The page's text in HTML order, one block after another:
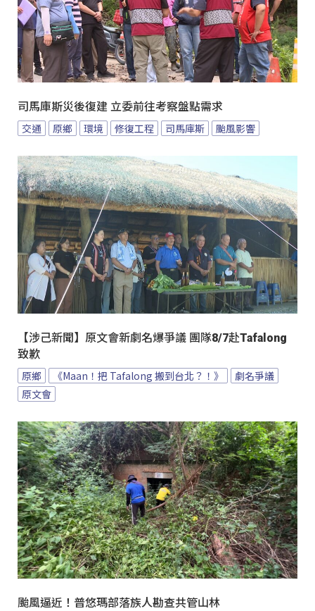
司馬庫斯災後復建 立委前往考察盤點需求
交通 原鄉 環境 修復工程 司馬庫斯 颱風影響
【涉己新聞】原文會新劇名爆爭議 團隊8/7赴Tafalong
致歉
原鄉 《Maan！把 Tafalong 搬到台北？！》
劇名爭議
原文會
颱風逼近！普悠瑪部落族人勘查共管山林